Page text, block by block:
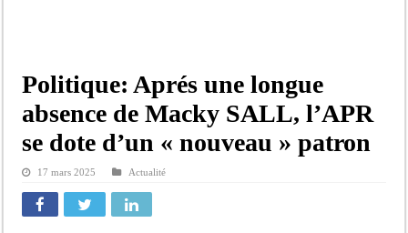
Politique: Aprés une longue
absence de Macky SALL, l’APR
se dote d’un « nouveau » patron
17 mars 2025 Actualité